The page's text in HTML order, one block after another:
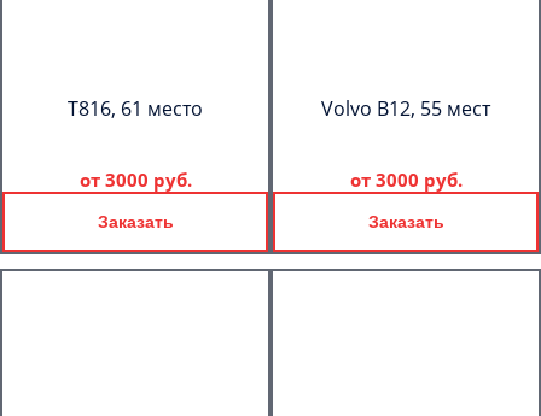
T816, 61 место
от 3000 руб.
Заказать
Volvo B12, 55 мест
от 3000 руб.
Заказать